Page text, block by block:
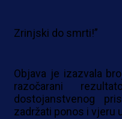
Zrinjski do smrti!”
Objava je izazvala
razočarani
dostojanstvenog
zadržati ponos i vjeru